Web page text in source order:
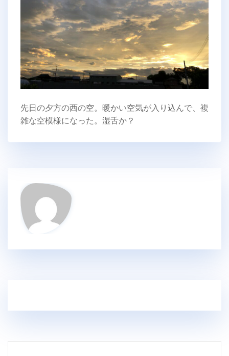
先日の夕方の西の空。暖かい空気が入り込んで、複
雑な空模様になった。湿舌か？